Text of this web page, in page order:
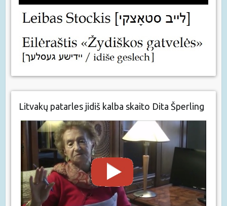
Litvakų patarles jidiš kalba skaito Dita Šperling